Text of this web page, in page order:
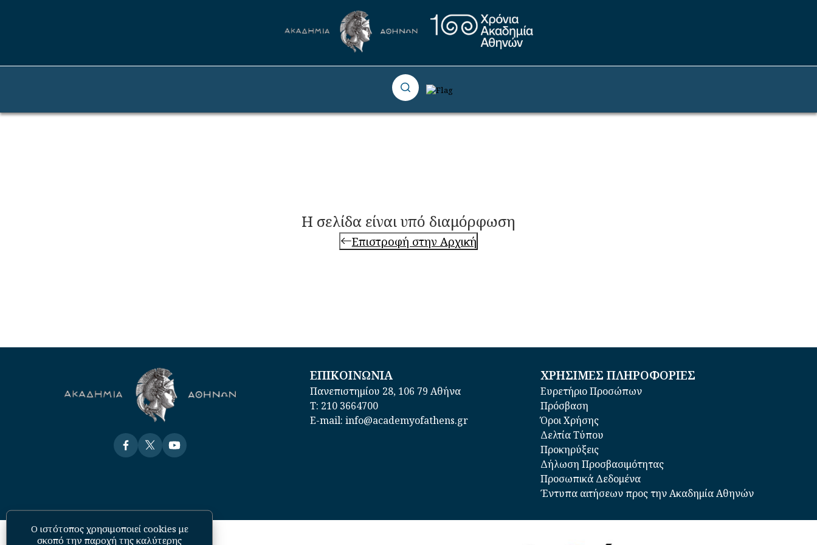
Η σελίδα είναι υπό διαμόρφωση
Επιστροφή στην Αρχική
VisitVisitVisit
ΕΠΙΚΟΙΝΩΝΙΑ
Πανεπιστημίου 28, 106 79 Αθήνα
Τ: 210 3664700
E-mail: info@academyofathens.gr
ΧΡΗΣΙΜΕΣ ΠΛΗΡΟΦΟΡΙΕΣ
Ευρετήριο Προσώπων
Πρόσβαση
Όροι Χρήσης
Δελτία Τύπου
Προκηρύξεις
Δήλωση Προσβασιμότητας
Προσωπικά Δεδομένα
Έντυπα αιτήσεων προς την Ακαδημία Αθηνών
Ο ιστότοπος χρησιμοποιεί cookies με
σκοπό την παροχή της καλύτερης